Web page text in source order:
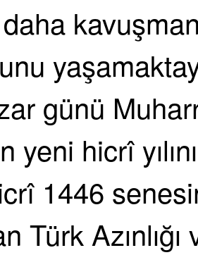
günü
yeni hicrî
1446
Türk